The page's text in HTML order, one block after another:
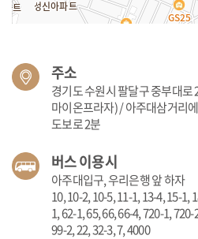
주소
경기도 수원시 팔달구 중부대로
마이온프라자) / 아주대삼거리
도보로 2분
버스 이용시
아주대입구, 우리은행 앞 하자
10, 10-2, 10-5, 11-1, 13-4, 15-1,
1, 62-1, 65, 66, 66-4, 720-1,
99-2, 22, 32-3, 7, 4000